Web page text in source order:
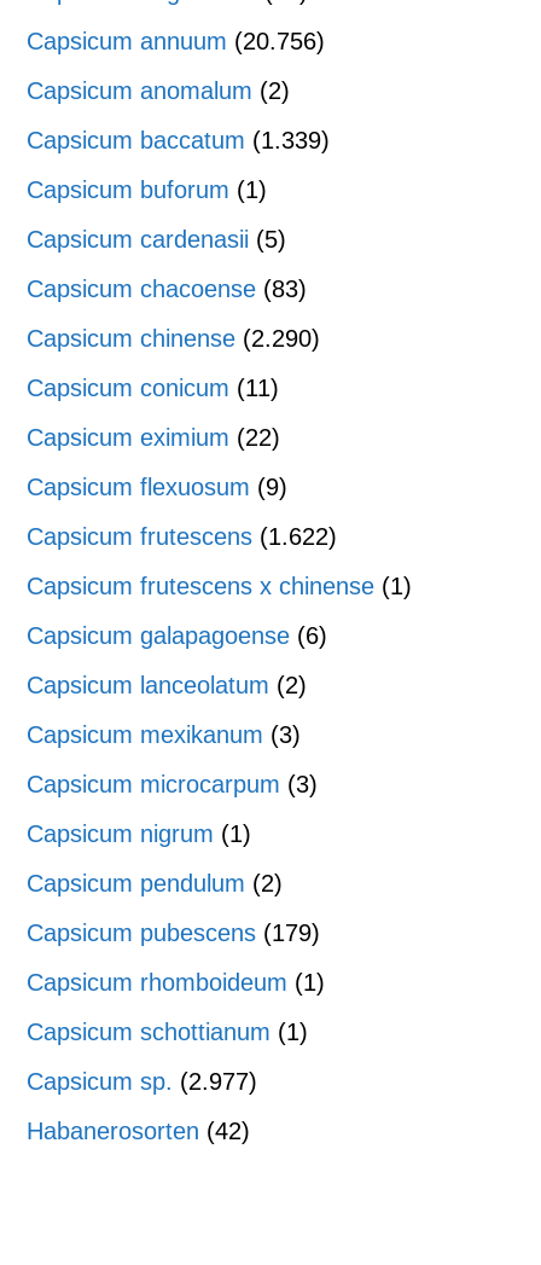
Capsicum annuum (20.756)
Capsicum anomalum (2)
Capsicum baccatum (1.339)
Capsicum buforum (1)
Capsicum cardenasii (5)
Capsicum chacoense (83)
Capsicum chinense (2.290)
Capsicum conicum (11)
Capsicum eximium (22)
Capsicum flexuosum (9)
Capsicum frutescens (1.622)
Capsicum frutescens x chinense (1)
Capsicum galapagoense (6)
Capsicum lanceolatum (2)
Capsicum mexikanum (3)
Capsicum microcarpum (3)
Capsicum nigrum (1)
Capsicum pendulum (2)
Capsicum pubescens (179)
Capsicum rhomboideum (1)
Capsicum schottianum (1)
Capsicum sp. (2.977)
Habanerosorten (42)